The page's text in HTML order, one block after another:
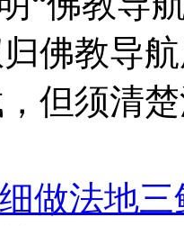
佛教导
但须清
做法地三